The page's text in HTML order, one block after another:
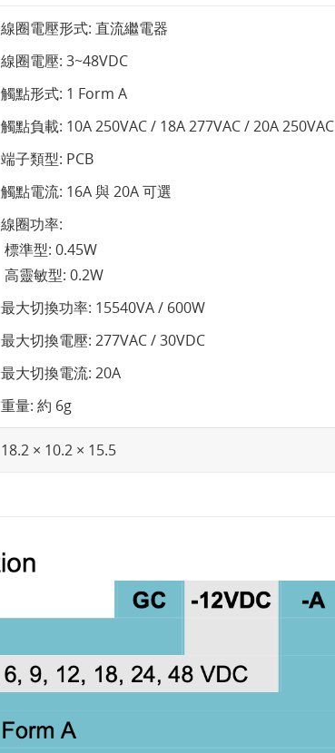
線圈電壓形式: 直流繼電器
線圈電壓: 3~48VDC
觸點形式: 1 Form A
觸點負載: 10A 250VAC / 18A 277VAC / 20A 250VAC
端子類型: PCB
觸點電流: 16A 與 20A 可選
線圈功率:
標準型: 0.45W
高靈敏型: 0.2W
最大切換功率: 15540VA / 600W
最大切換電壓: 277VAC / 30VDC
最大切換電流: 20A
重量: 約 6g
18.2 × 10.2 × 15.5